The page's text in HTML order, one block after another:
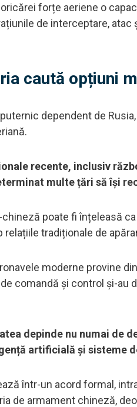
forțe aeriene o
de interceptare, atac
caută opțiuni
dependent de
recente, inclusiv
multe țări să își
poate fi înțeleasă
tradiționale de
moderne provine
comandă și control și-au
depinde nu numai de
artificială și sisteme
într-un acord formal,
de armament chineză,